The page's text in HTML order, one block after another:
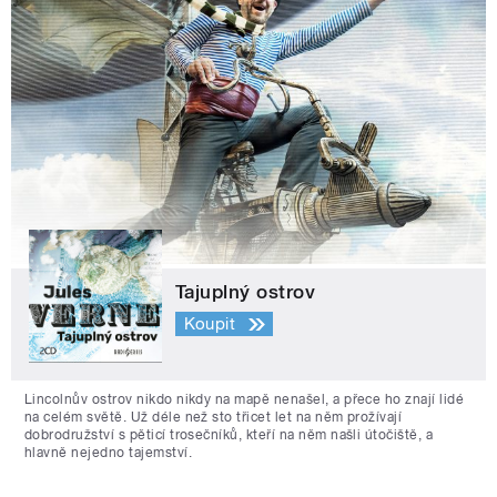
Tajuplný ostrov
Koupit
Lincolnův ostrov nikdo nikdy na mapě nenašel, a přece ho znají lidé
na celém světě. Už déle než sto třicet let na něm prožívají
dobrodružství s pěticí trosečníků, kteří na něm našli útočiště, a
hlavně nejedno tajemství.